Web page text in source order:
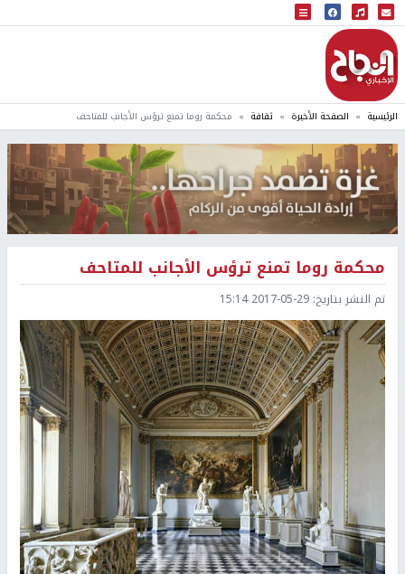
البث المباشر
إذاعة النجاح
الرئيسية الصفحة الأخيرة ثقافة محكمة روما تمنع ترؤس الأجانب للمتاحف
محكمة روما تمنع ترؤس الأجانب للمتاحف
تم النشر بتاريخ: 2017-05-29 15:14